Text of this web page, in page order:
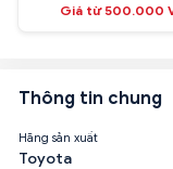
Giá từ 500.000
Thông tin chung
Hãng sản xuất
Toyota